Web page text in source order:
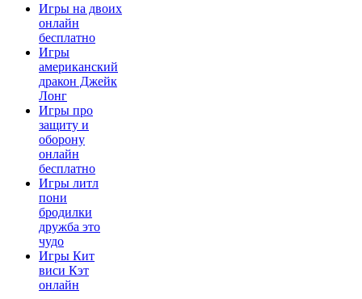
Игры на двоих
онлайн
бесплатно
Игры
американский
дракон Джейк
Лонг
Игры про
защиту и
оборону
онлайн
бесплатно
Игры литл
пони
бродилки
дружба это
чудо
Игры Кит
виси Кэт
онлайн